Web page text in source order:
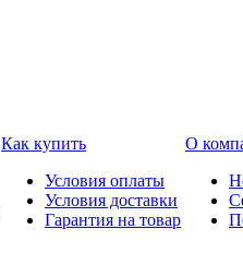
Как купить
Условия оплаты
Условия доставки
Гарантия на товар
О